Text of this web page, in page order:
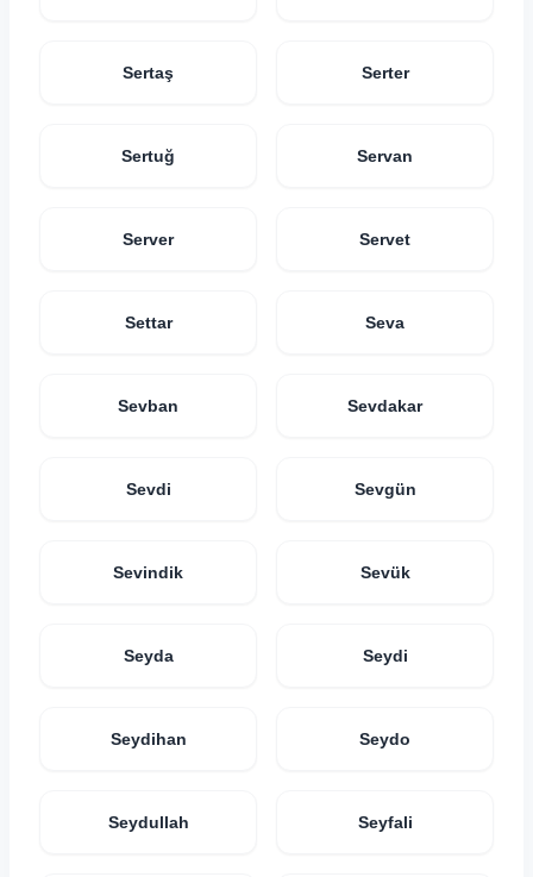
Sertaş Serter
Sertuğ Servan
Server Servet
Settar Seva
Sevban Sevdakar
Sevdi Sevgün
Sevindik Sevük
Seyda Seydi
Seydihan Seydo
Seydullah Seyfali